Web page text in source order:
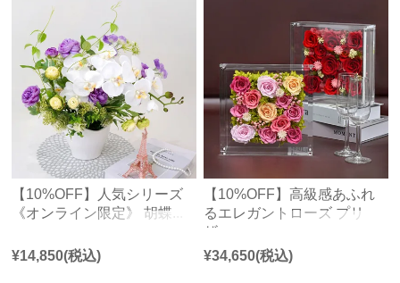
【10%OFF】人気シリーズ
《オンライン限定》 胡蝶...
¥14,850(税込)
【10%OFF】高級感あふれ
るエレガントローズ プリ
ザ...
¥34,650(税込)